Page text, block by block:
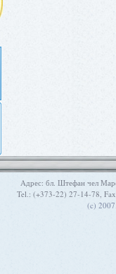
Aдрес: бл. Штефан чел
Tel.: (+373-22) 27-14-78,
(c)